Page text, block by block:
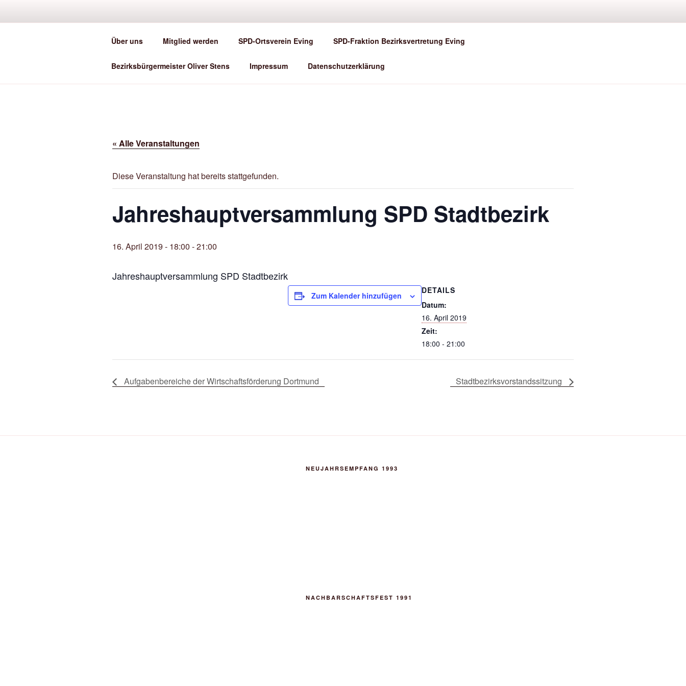
SPD DORTMUND-EVING
Über uns Mitglied werden SPD-Ortsverein Eving SPD-Fraktion Bezirksvertretung Eving
Bezirksbürgermeister Oliver Stens Impressum Datenschutzerklärung
« Alle Veranstaltungen
Diese Veranstaltung hat bereits stattgefunden.
Jahreshauptversammlung SPD Stadtbezirk
16. April 2019 - 18:00 -21:00
Jahreshauptversammlung SPD Stadtbezirk
Zum Kalender hinzufügen
DETAILS
Datum:
16. April 2019
Zeit:
18:00 - 21:00
Aufgabenbereiche der Wirtschaftsförderung Dortmund Stadtbezirksvorstandssitzung
NEUJAHRSEMPFANG 1993
NACHBARSCHAFTSFEST 1991